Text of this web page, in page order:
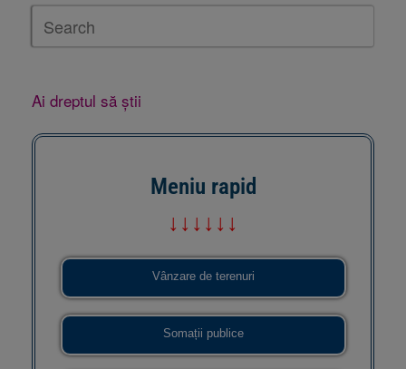
Ai dreptul să știi
Meniu rapid
↓↓↓↓↓↓
Vânzare de terenuri
Somații publice